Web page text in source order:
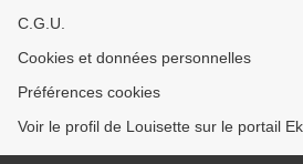
C.G.U.
Cookies et données personnelles
Préférences cookies
Voir le profil de Louisette sur le portail